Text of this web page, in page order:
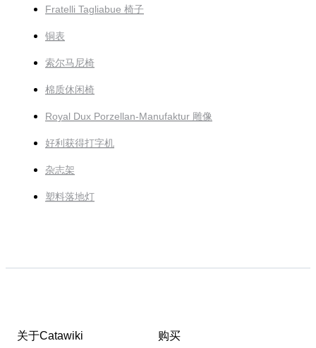
Fratelli Tagliabue 椅子
铜表
索尔马尼椅
棉质休闲椅
Royal Dux Porzellan-Manufaktur 雕像
好利获得打字机
杂志架
塑料落地灯
关于Catawiki 购买